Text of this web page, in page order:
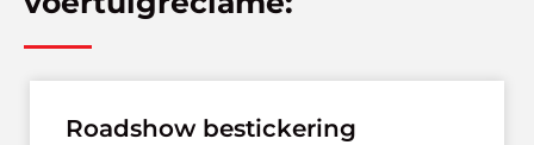
Roadshow bestickering